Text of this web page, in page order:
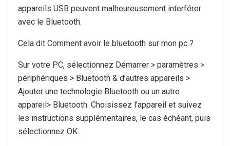
appareils USB peuvent malheureusement interférer
avec le Bluetooth.
Cela dit Comment avoir le bluetooth sur mon pc ?
Sur votre PC, sélectionnez Démarrer > paramètres >
périphériques > Bluetooth & d’autres appareils >
Ajouter une technologie Bluetooth ou un autre
appareil> Bluetooth. Choisissez l’appareil et suivez
les instructions supplémentaires, le cas échéant, puis
sélectionnez OK.